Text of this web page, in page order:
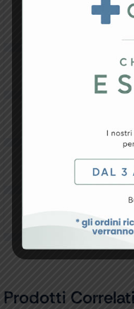
– Applicazioni:
pediatria, ortopedia
Specifiche
Downloads
Recensioni
Prodotti Correlati